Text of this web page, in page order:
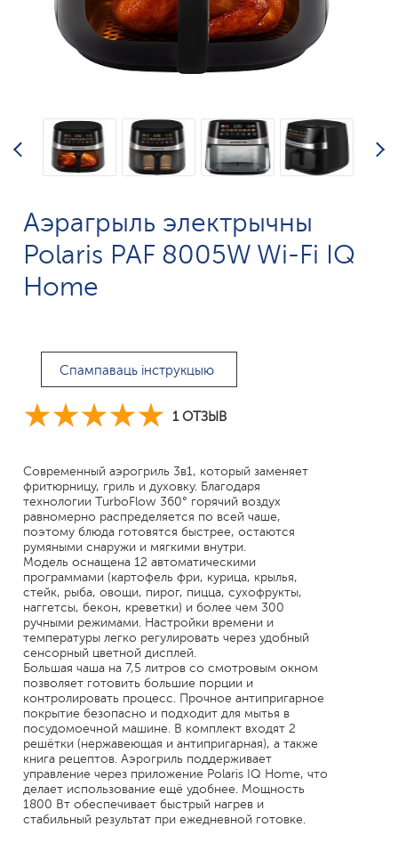
Аэрагрыль электрычны
Polaris PAF 8005W Wi-Fi IQ
Home
Спампаваць інструкцыю
1 ОТЗЫВ
Современный аэрогриль 3в1, который заменяет
фритюрницу, гриль и духовку. Благодаря
технологии TurboFlow 360° горячий воздух
равномерно распределяется по всей чаше,
поэтому блюда готовятся быстрее, остаются
румяными снаружи и мягкими внутри.
Модель оснащена 12 автоматическими
программами (картофель фри, курица, крылья,
стейк, рыба, овощи, пирог, пицца, сухофрукты,
наггетсы, бекон, креветки) и более чем 300
ручными режимами. Настройки времени и
температуры легко регулировать через удобный
сенсорный цветной дисплей.
Большая чаша на 7,5 литров со смотровым окном
позволяет готовить большие порции и
контролировать процесс. Прочное антипригарное
покрытие безопасно и подходит для мытья в
посудомоечной машине. В комплект входят 2
решётки (нержавеющая и антипригарная), а также
книга рецептов. Аэрогриль поддерживает
управление через приложение Polaris IQ Home, что
делает использование ещё удобнее. Мощность
1800 Вт обеспечивает быстрый нагрев и
стабильный результат при ежедневной готовке.